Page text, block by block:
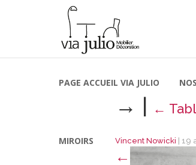
PAGE ACCUEIL VIA JULIO
MIROIRS
→ | ←
Vincent Nowicki 19
←